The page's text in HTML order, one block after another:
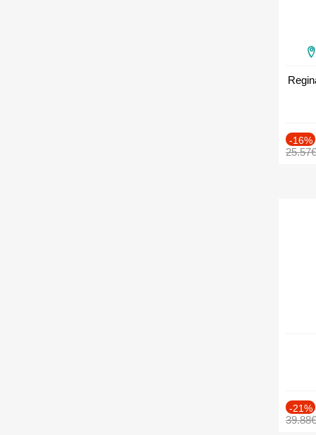
-16%
25.57€
-21%
39.88€